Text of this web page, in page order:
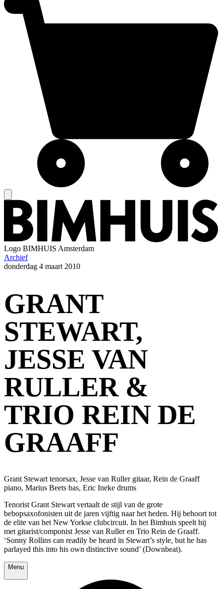
Logo BIMHUIS Amsterdam
Archief
donderdag 4 maart 2010
GRANT
STEWART,
JESSE VAN
RULLER &
TRIO REIN DE
GRAAFF
Grant Stewart tenorsax, Jesse van Ruller gitaar, Rein de Graaff
piano, Marius Beets bas, Eric Ineke drums
Tenorist Grant Stewart vertaalt de stijl van de grote
bebopsaxofonisten uit de jaren vijftig naar het heden. Hij behoort tot
de elite van het New Yorkse clubcircuit. In het Bimhuis speelt hij
met gitarist/componist Jesse van Ruller en Trio Rein de Graaff.
‘Sonny Rollins can readily be heard in Stewart’s style, but he has
parlayed this into his own distinctive sound’ (Downbeat).
Menu